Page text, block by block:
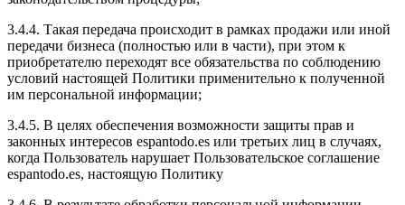
3.4.4. Такая передача происходит в рамках продажи или иной
передачи бизнеса (полностью или в части), при этом к
приобретателю переходят все обязательства по соблюдению
условий настоящей Политики применительно к полученной
им персональной информации;
3.4.5. В целях обеспечения возможности защиты прав и
законных интересов espantodo.es или третьих лиц в случаях,
когда Пользователь нарушает Пользовательское соглашение
espantodo.es, настоящую Политику